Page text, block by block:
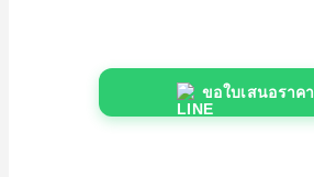
ขอใบเสนอราคา